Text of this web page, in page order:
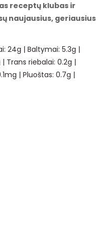
receptų klubasir
naujausius, geriausius
24g | Baltymai: 5.3g |
| Trans riebalai: 0.2g |
mg | Pluoštas: 0.7g |